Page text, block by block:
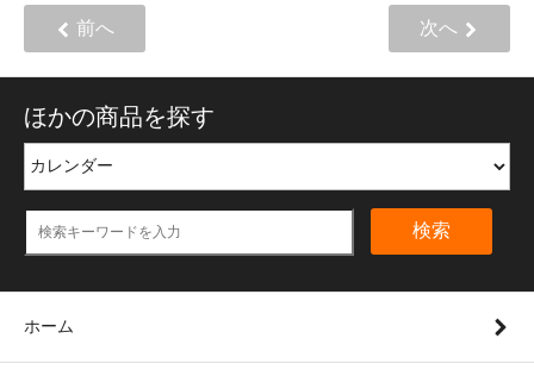
前へ 次へ
ほかの商品を探す
検索
ホーム